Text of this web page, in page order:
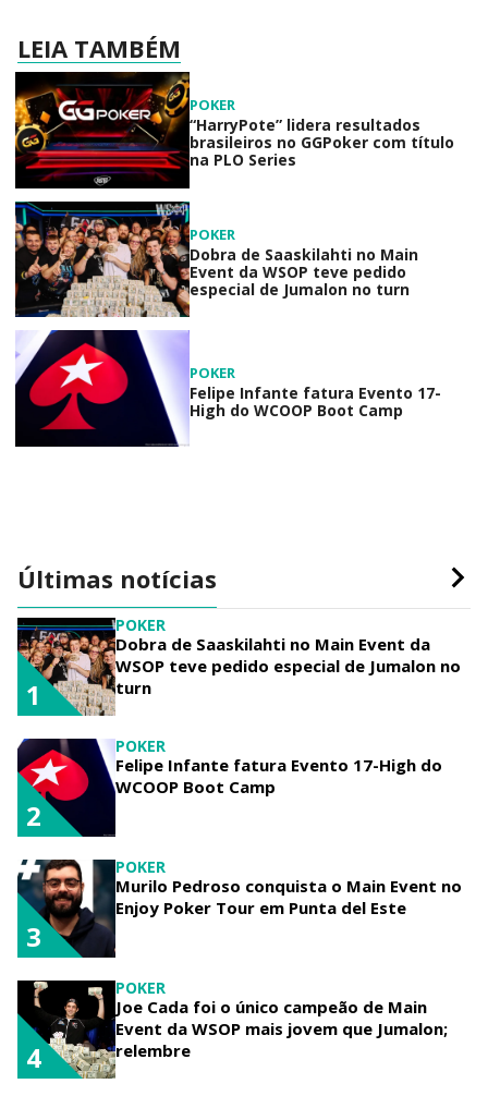
LEIA TAMBÉM
POKER
“HarryPote” lidera resultados
brasileiros no GGPoker com título
na PLO Series
POKER
Dobra de Saaskilahti no Main
Event da WSOP teve pedido
especial de Jumalon no turn
POKER
Felipe Infante fatura Evento 17-
High do WCOOP Boot Camp
Últimas notícias
POKER
Dobra de Saaskilahti no Main Event da
WSOP teve pedido especial de Jumalon no
turn
1
POKER
Felipe Infante fatura Evento 17-High do
WCOOP Boot Camp
2
POKER
Murilo Pedroso conquista o Main Event no
Enjoy Poker Tour em Punta del Este
3
POKER
Joe Cada foi o único campeão de Main
Event da WSOP mais jovem que Jumalon;
relembre
4